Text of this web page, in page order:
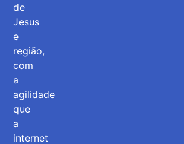
de
Jesus
e
região,
com
a
agilidade
que
a
internet